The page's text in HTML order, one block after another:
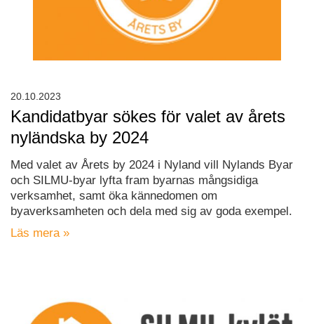
Kandidatbyar sökes för valet av årets
nyländska by 2024
Med valet av Årets by 2024 i Nyland vill Nylands Byar
och SILMU-byar lyfta fram byarnas mångsidiga
verksamhet, samt öka kännedomen om
byaverksamheten och dela med sig av goda exempel.
Läs mera »
20.10.2023